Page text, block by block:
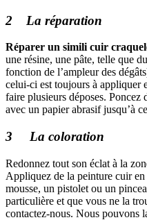
2 La réparation
Réparer un simili cuir
une résine, une pâte, telle que
fonction de l’ampleur des
celui-ci est toujours à appliquer
faire plusieurs déposes. Poncez
avec un papier abrasif jusqu’à
3 La coloration
Redonnez tout son éclat à la
Appliquez de la peinture cuir
mousse, un pistolet ou un
particulière et que vous ne la
contactez-nous. Nous pouvons